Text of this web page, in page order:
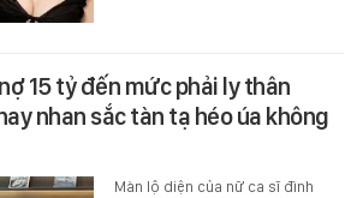
15 tỷ đến mức phải ly thân
nhan sắc tàn tạ héo úa không
Màn lộ diện của nữ ca sĩ đình